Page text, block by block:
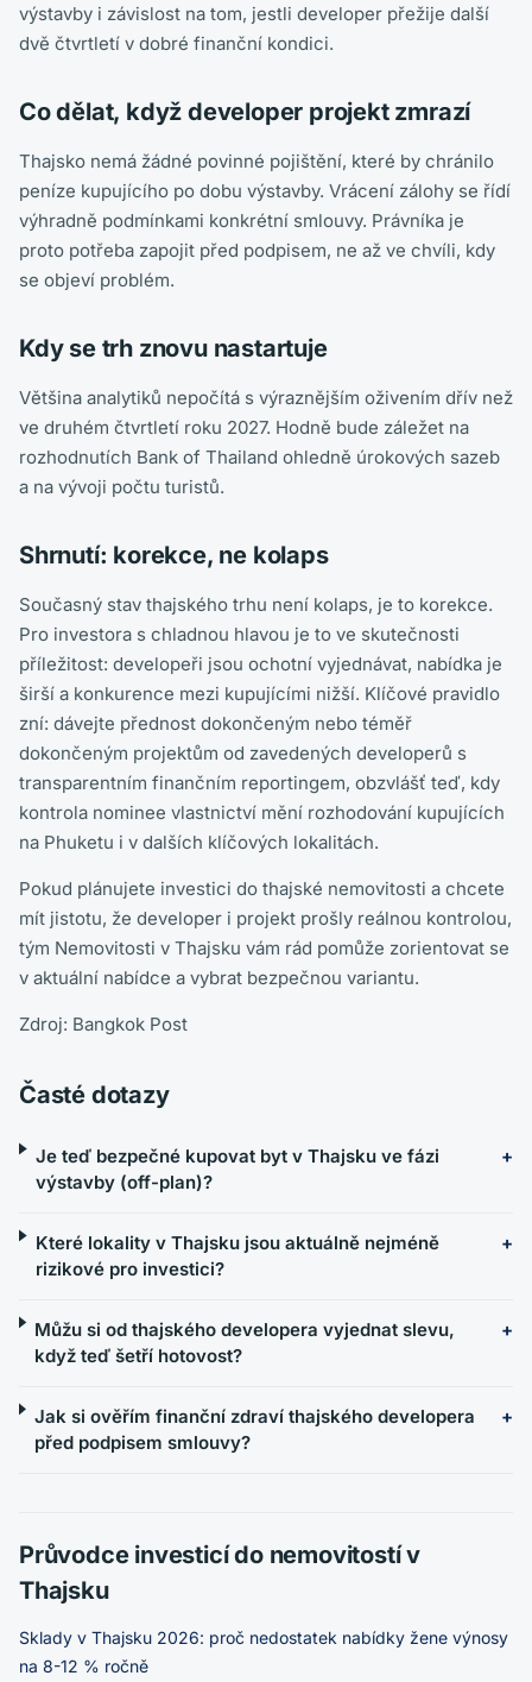
výstavby i závislost na tom, jestli developer přežije další
dvě čtvrtletí v dobré finanční kondici.
Co dělat, když developer projekt zmrazí
Thajsko nemá žádné povinné pojištění, které by chránilo
peníze kupujícího po dobu výstavby. Vrácení zálohy se řídí
výhradně podmínkami konkrétní smlouvy. Právníka je
proto potřeba zapojit před podpisem, ne až ve chvíli, kdy
se objeví problém.
Kdy se trh znovu nastartuje
Většina analytiků nepočítá s výraznějším oživením dřív než
ve druhém čtvrtletí roku 2027. Hodně bude záležet na
rozhodnutích Bank of Thailand ohledně úrokových sazeb
a na vývoji počtu turistů.
Shrnutí: korekce, ne kolaps
Současný stav thajského trhu není kolaps, je to korekce.
Pro investora s chladnou hlavou je to ve skutečnosti
příležitost: developeři jsou ochotní vyjednávat, nabídka je
širší a konkurence mezi kupujícími nižší. Klíčové pravidlo
zní: dávejte přednost dokončeným nebo téměř
dokončeným projektům od zavedených developerů s
transparentním finančním reportingem, obzvlášť teď, kdy
kontrola nominee vlastnictví mění rozhodování kupujících
na Phuketu i v dalších klíčových lokalitách.
Pokud plánujete investici do thajské nemovitosti a chcete
mít jistotu, že developer i projekt prošly reálnou kontrolou,
tým Nemovitosti v Thajsku vám rád pomůže zorientovat se
v aktuální nabídce a vybrat bezpečnou variantu.
Zdroj: Bangkok Post
Časté dotazy
Je teď bezpečné kupovat byt v Thajsku ve fázi
výstavby (off-plan)?
Které lokality v Thajsku jsou aktuálně nejméně
rizikové pro investici?
Můžu si od thajského developera vyjednat slevu,
když teď šetří hotovost?
Jak si ověřím finanční zdraví thajského developera
před podpisem smlouvy?
Průvodce investicí do nemovitostí v
Thajsku
Sklady v Thajsku 2026: proč nedostatek nabídky žene výnosy
na 8-12 % ročně